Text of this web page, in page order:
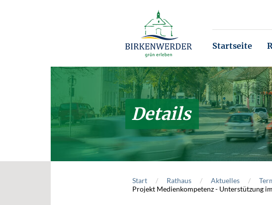
Startseite
Details
Start Rathaus Aktuelles
Projekt Medienkompetenz - Unterstützung